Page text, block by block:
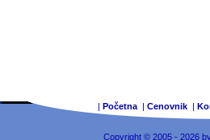
| Početna | Cenovnik |
Copyright © 2005 - 2026